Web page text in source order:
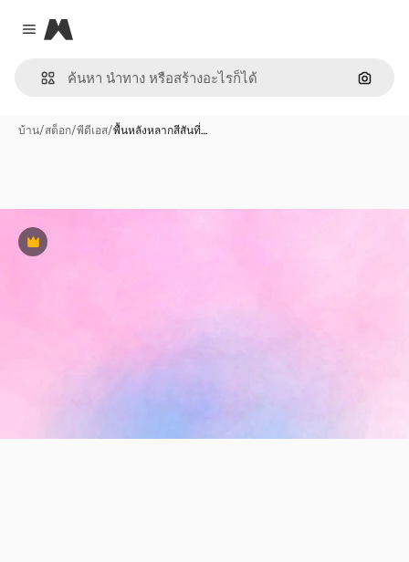
Close menu
Magnific
ค้นหา
บ้าน/สต็อก/พีดีเอส/พื้นหลังหลากสีสันที่…
พรีเมี่ยม